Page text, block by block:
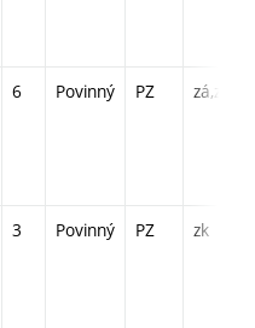
6 Povinný PZ zá,zk
3 Povinný PZ zk